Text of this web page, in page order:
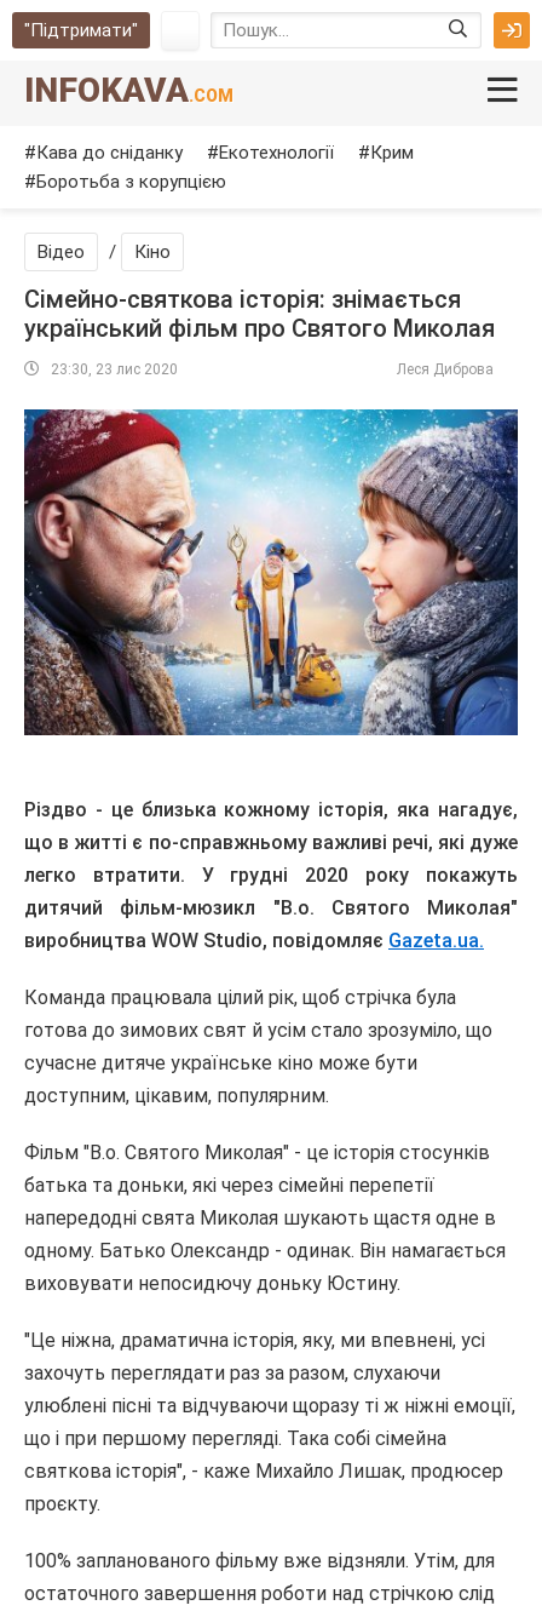
"Підтримати"
INFOKAVA.COM
Кава до сніданку Екотехнології
Крим
Боротьба з корупцією
Відео / Кіно
Сімейно-святкова історія: знімається
український фільм про Святого Миколая
23:30, 23 лис 2020 Леся Диброва
Різдво - це близька кожному історія, яка нагадує,
що в житті є по-справжньому важливі речі, які дуже
легко втратити. У грудні 2020 року покажуть
дитячий фільм-мюзикл "В.о. Святого Миколая"
виробництва WOW Studio, повідомляє Gazeta.ua.
Команда працювала цілий рік, щоб стрічка була
готова до зимових свят й усім стало зрозуміло, що
сучасне дитяче українське кіно може бути
доступним, цікавим, популярним.
Фільм "В.о. Святого Миколая" - це історія стосунків
батька та доньки, які через сімейні перепетії
напередодні свята Миколая шукають щастя одне в
одному. Батько Олександр - одинак. Він намагається
виховувати непосидючу доньку Юстину.
"Це ніжна, драматична історія, яку, ми впевнені, усі
захочуть переглядати раз за разом, слухаючи
улюблені пісні та відчуваючи щоразу ті ж ніжні емоції,
що і при першому перегляді. Така собі сімейна
святкова історія", - каже Михайло Лишак, продюсер
проєкту.
100% запланованого фільму вже відзняли. Утім, для
остаточного завершення роботи над стрічкою слід